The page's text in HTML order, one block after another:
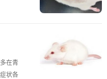
在青
状各